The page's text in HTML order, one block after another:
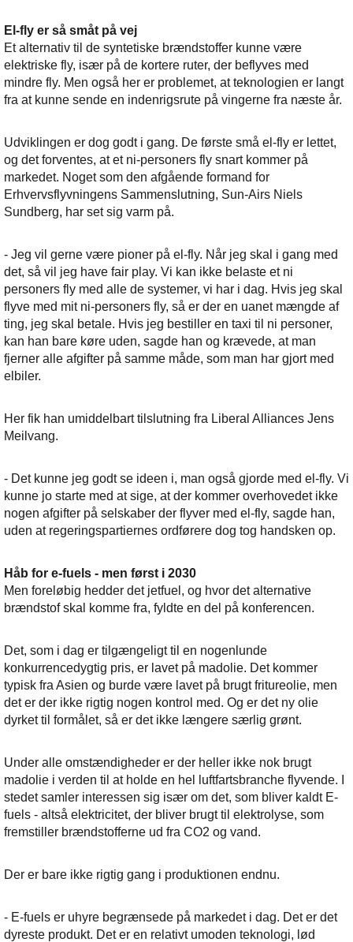
El-fly er så småt på vej
Et alternativ til de syntetiske brændstoffer kunne være
elektriske fly, især på de kortere ruter, der beflyves med
mindre fly. Men også her er problemet, at teknologien er langt
fra at kunne sende en indenrigsrute på vingerne fra næste år.
Udviklingen er dog godt i gang. De første små el-fly er lettet,
og det forventes, at et ni-personers fly snart kommer på
markedet. Noget som den afgående formand for
Erhvervsflyvningens Sammenslutning, Sun-Airs Niels
Sundberg, har set sig varm på.
- Jeg vil gerne være pioner på el-fly. Når jeg skal i gang med
det, så vil jeg have fair play. Vi kan ikke belaste et ni
personers fly med alle de systemer, vi har i dag. Hvis jeg skal
flyve med mit ni-personers fly, så er der en uanet mængde af
ting, jeg skal betale. Hvis jeg bestiller en taxi til ni personer,
kan han bare køre uden, sagde han og krævede, at man
fjerner alle afgifter på samme måde, som man har gjort med
elbiler.
Her fik han umiddelbart tilslutning fra Liberal Alliances Jens
Meilvang.
- Det kunne jeg godt se ideen i, man også gjorde med el-fly. Vi
kunne jo starte med at sige, at der kommer overhovedet ikke
nogen afgifter på selskaber der flyver med el-fly, sagde han,
uden at regeringspartiernes ordførere dog tog handsken op.
Håb for e-fuels - men først i 2030
Men foreløbig hedder det jetfuel, og hvor det alternative
brændstof skal komme fra, fyldte en del på konferencen.
Det, som i dag er tilgængeligt til en nogenlunde
konkurrencedygtig pris, er lavet på madolie. Det kommer
typisk fra Asien og burde være lavet på brugt fritureolie, men
det er der ikke rigtig nogen kontrol med. Og er det ny olie
dyrket til formålet, så er det ikke længere særlig grønt.
Under alle omstændigheder er der heller ikke nok brugt
madolie i verden til at holde en hel luftfartsbranche flyvende. I
stedet samler interessen sig især om det, som bliver kaldt E-
fuels - altså elektricitet, der bliver brugt til elektrolyse, som
fremstiller brændstofferne ud fra CO2 og vand.
Der er bare ikke rigtig gang i produktionen endnu.
- E-fuels er uhyre begrænsede på markedet i dag. Det er det
dyreste produkt. Det er en relativt umoden teknologi, lød